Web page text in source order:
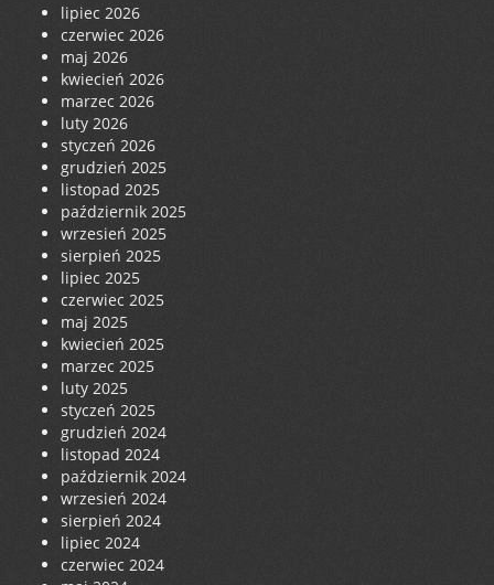
lipiec 2026
czerwiec 2026
maj 2026
kwiecień 2026
marzec 2026
luty 2026
styczeń 2026
grudzień 2025
listopad 2025
październik 2025
wrzesień 2025
sierpień 2025
lipiec 2025
czerwiec 2025
maj 2025
kwiecień 2025
marzec 2025
luty 2025
styczeń 2025
grudzień 2024
listopad 2024
październik 2024
wrzesień 2024
sierpień 2024
lipiec 2024
czerwiec 2024